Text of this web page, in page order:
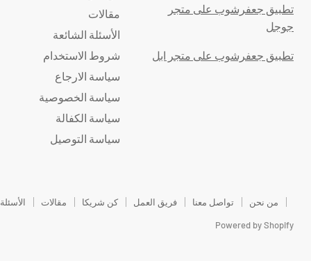
تطبيق جعفرشوب على متجر
جوجل
تطبيق جعفرشوب على متجر ابل
مقالات
الأسئلة الشائعة
شروط الاستخدام
سياسة الارجاع
سياسة الخصوصية
سياسة الكفالة
سياسة التوصيل
من نحن تواصل معنا فريق العمل كن شريكا مقالات
Powered by Shopify